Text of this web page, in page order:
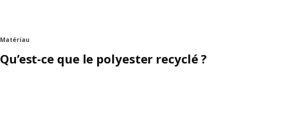
Matériau
Qu’est-ce que le polyester recyclé ?